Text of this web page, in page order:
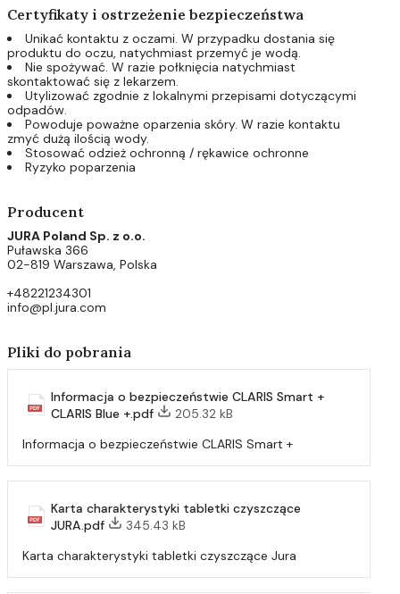
Certyfikaty i ostrzeżenie bezpieczeństwa
Unikać kontaktu z oczami. W przypadku dostania się
produktu do oczu, natychmiast przemyć je wodą.
Nie spożywać. W razie połknięcia natychmiast
skontaktować się z lekarzem.
Utylizować zgodnie z lokalnymi przepisami dotyczącymi
odpadów.
Powoduje poważne oparzenia skóry. W razie kontaktu
zmyć dużą ilością wody.
Stosować odzież ochronną / rękawice ochronne
Ryzyko poparzenia
Producent
JURA Poland Sp. z o.o.
Puławska 366
02-819 Warszawa, Polska
+48221234301
info@pl.jura.com
Pliki do pobrania
Informacja o bezpieczeństwie CLARIS Smart +
CLARIS Blue +.pdf
205.32 kB
Informacja o bezpieczeństwie CLARIS Smart +
Karta charakterystyki tabletki czyszczące
JURA.pdf
345.43 kB
Karta charakterystyki tabletki czyszczące Jura